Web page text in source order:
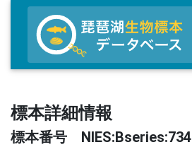
標本詳細情報
標本番号 NIES:Bseries:734